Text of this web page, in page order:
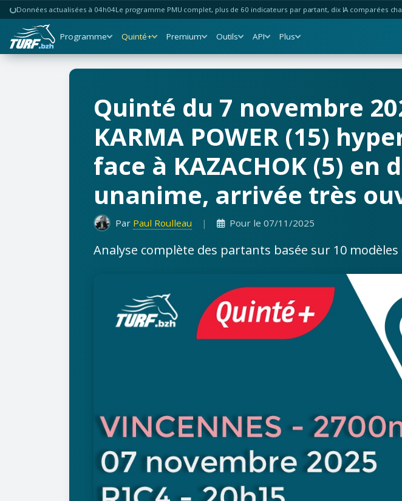
Données actualisées à 04h04Le programme PMU complet, plus de 60 indicateurs par partant, dix IA comparées
Programme Quinté+ Premium Outils API Plus
Quinté du 7 novembre
KARMA POWER (15)
face à KAZACHOK (5) en
unanime, arrivée très
Par Paul Roulleau | Pour le 07/11/2025
Analyse complète des partants basée sur 10